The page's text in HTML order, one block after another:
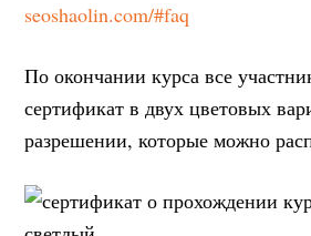
seoshaolin.com/#faq
По окончании курса все
сертификат в двух цветовых
разрешении, которые можно